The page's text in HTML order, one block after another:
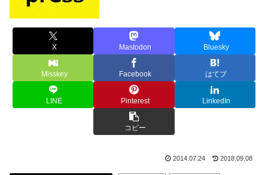
X Mastodon Bluesky
Misskey Facebook はてブ
LINE Pinterest LinkedIn
コピー
2014.07.24 2018.09.08